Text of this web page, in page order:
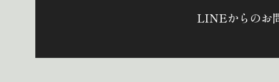
LINEからのお